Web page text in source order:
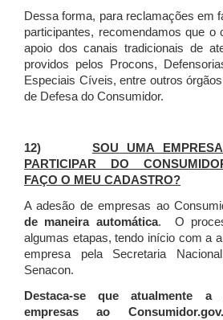
Dessa forma, para reclamações em
participantes, recomendamos que o
apoio dos canais tradicionais de
providos pelos Procons,
Especiais Cíveis, entre outros
de Defesa do Consumidor.
12) SOU UMA
PARTICIPAR DO
FAÇO O MEU CADASTRO?
A adesão de empresas ao
de maneira automática. O
algumas etapas, tendo início com a
empresa pela Secretaria
Senacon.
Destaca-se que atualmente
empresas ao